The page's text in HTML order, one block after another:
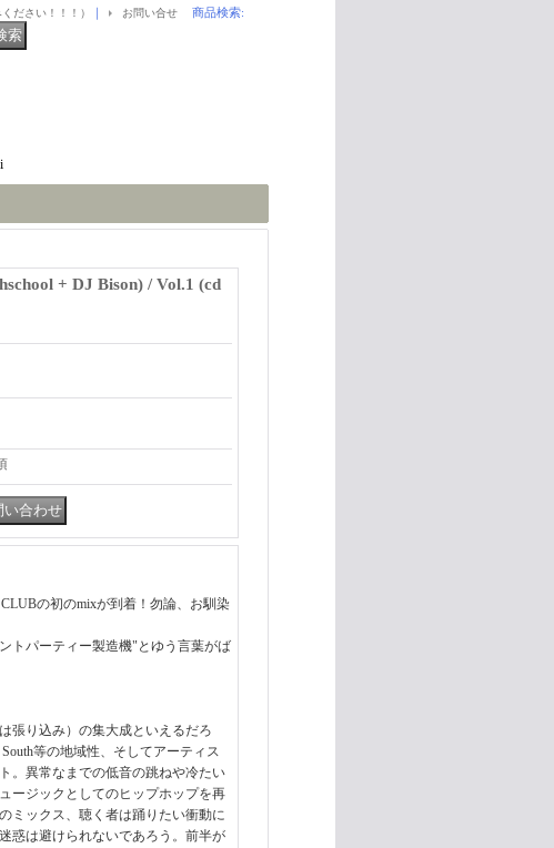
ださい！！！） ｜ お問い合せ 商品検索:
+ DJ Bison) / Vol.1 (cd
の初のmixが到着！勿論、お馴染
トパーティー製造機"とゆう言葉がば
張り込み）の集大成といえるだろ
等の地域性、そしてアーティス
。異常なまでの低音の跳ねや冷たい
ージックとしてのヒップホップを再
ミックス、聴く者は踊りたい衝動に
惑は避けられないであろう。前半が